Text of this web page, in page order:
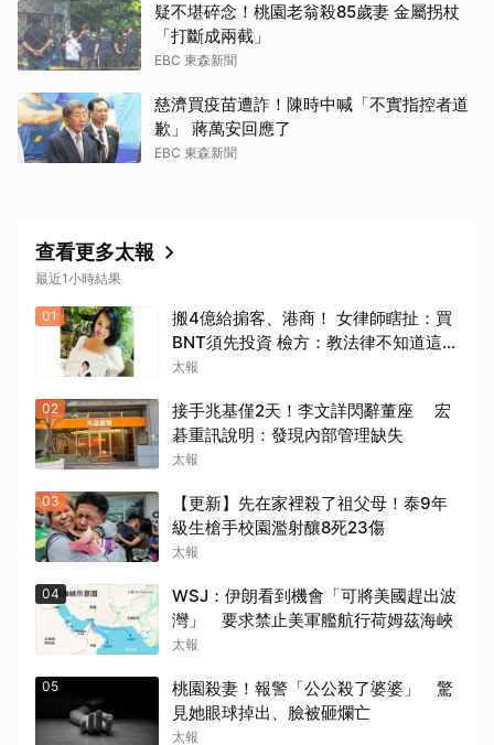
疑不堪碎念！桃園老翁殺85歲妻 金屬拐杖
「打斷成兩截」
EBC 東森新聞
慈濟買疫苗遭詐！陳時中喊「不實指控者道
歉」 蔣萬安回應了
EBC 東森新聞
查看更多太報
最近1小時結果
01
搬4億給掮客、港商！ 女律師瞎扯：買
BNT須先投資 檢方：教法律不知道這是
洗錢？
太報
02
接手兆基僅2天！李文詳閃辭董座 宏
碁重訊說明：發現內部管理缺失
太報
03
【更新】先在家裡殺了祖父母！泰9年
級生槍手校園濫射釀8死23傷
太報
04
WSJ：伊朗看到機會「可將美國趕出波
灣」 要求禁止美軍艦航行荷姆茲海峽
太報
05
桃園殺妻！報警「公公殺了婆婆」 驚
見她眼球掉出、臉被砸爛亡
太報